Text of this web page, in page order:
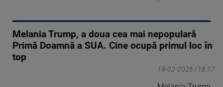
Melania Trump, a doua cea mai nepopulară
Primă Doamnă a SUA. Cine ocupă primul loc în
top
19-02-2026 | 18:17